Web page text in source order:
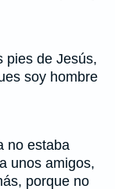
pies de Jesús,
soy hombre
no estaba
unos amigos,
porque no